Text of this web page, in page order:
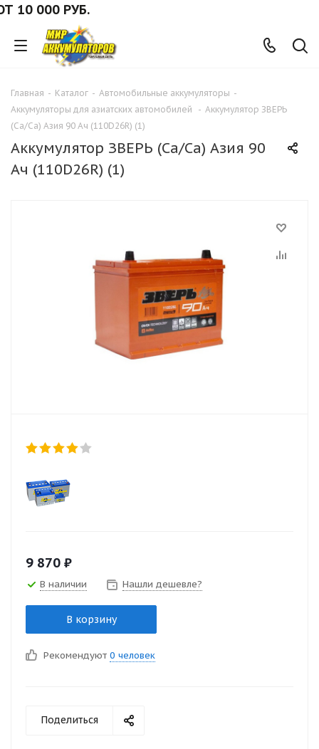
000 РУБ.
Главная - Каталог - Автомобильные аккумуляторы -
Аккумуляторы для азиатских автомобилей
- Аккумулятор ЗВЕРЬ
(Ca/Ca) Азия 90 Ач (110D26R) (1)
Аккумулятор ЗВЕРЬ (Ca/Ca) Азия 90
Ач (110D26R) (1)
9 870 ₽
В наличии Нашли дешевле?
В корзину
Рекомендуют 0 человек
Поделиться